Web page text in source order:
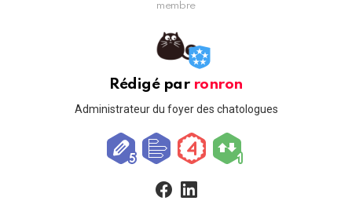
membre
Rédigé par ronron
Administrateur du foyer des chatologues